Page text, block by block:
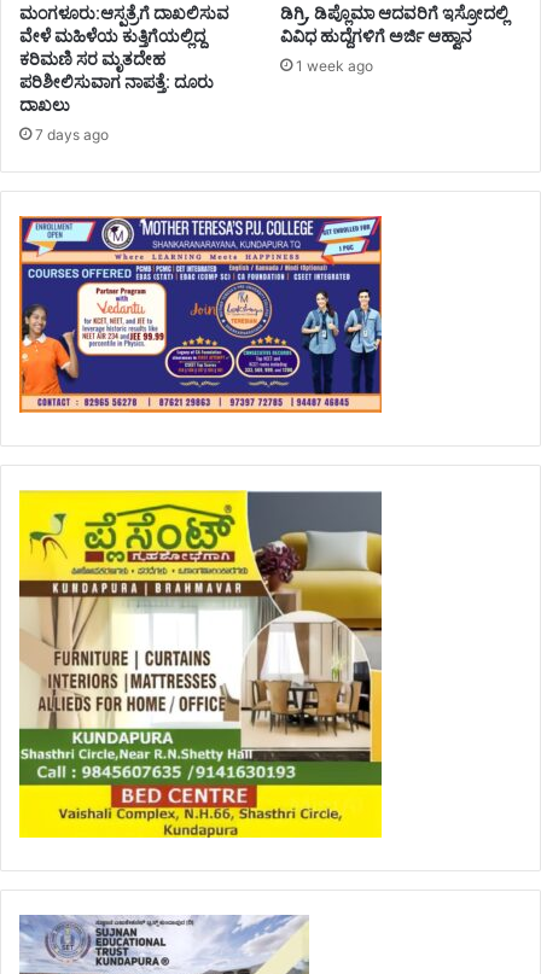
ಮಂಗಳೂರು:ಆಸ್ಪತ್ರೆಗೆ ದಾಖಲಿಸುವ
ವೇಳೆ ಮಹಿಳೆಯ ಕುತ್ತಿಗೆಯಲ್ಲಿದ್ದ
ಕರಿಮಣಿ ಸರ ಮೃತದೇಹ
ಪರಿಶೀಲಿಸುವಾಗ ನಾಪತ್ತೆ: ದೂರು
ದಾಖಲು
7 days ago
ಡಿಗ್ರಿ, ಡಿಪ್ಲೊಮಾ ಆದವರಿಗೆ ಇಸ್ರೋದಲ್ಲಿ
ವಿವಿಧ ಹುದ್ದೆಗಳಿಗೆ ಅರ್ಜಿ ಆಹ್ವಾನ
1 week ago